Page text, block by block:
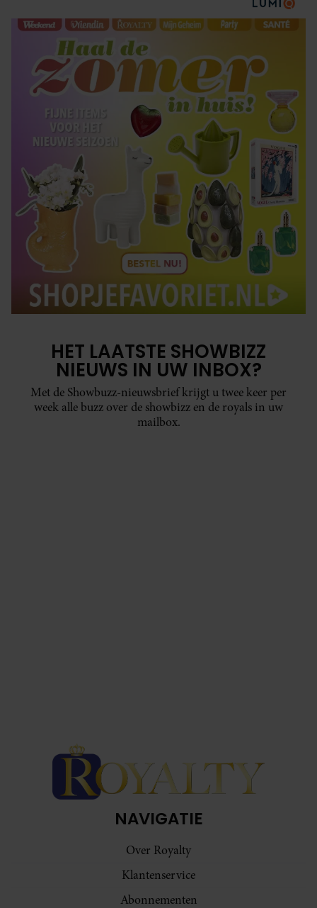
HET LAATSTE SHOWBIZZ
NIEUWS IN UW INBOX?
Met de Showbuzz-nieuwsbrief krijgt u twee keer per
week alle buzz over de showbizz en de royals in uw
mailbox.
NAVIGATIE
Over Royalty
Klantenservice
Abonnementen